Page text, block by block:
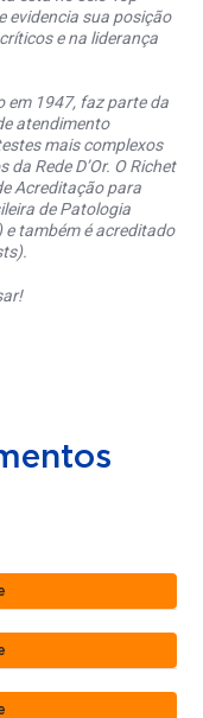
evidencia sua posição
e na liderança
em 1947, faz parte da
atendimento
mais complexos
Rede D’Or. O Richet
Acreditação para
de Patologia
também é acreditado